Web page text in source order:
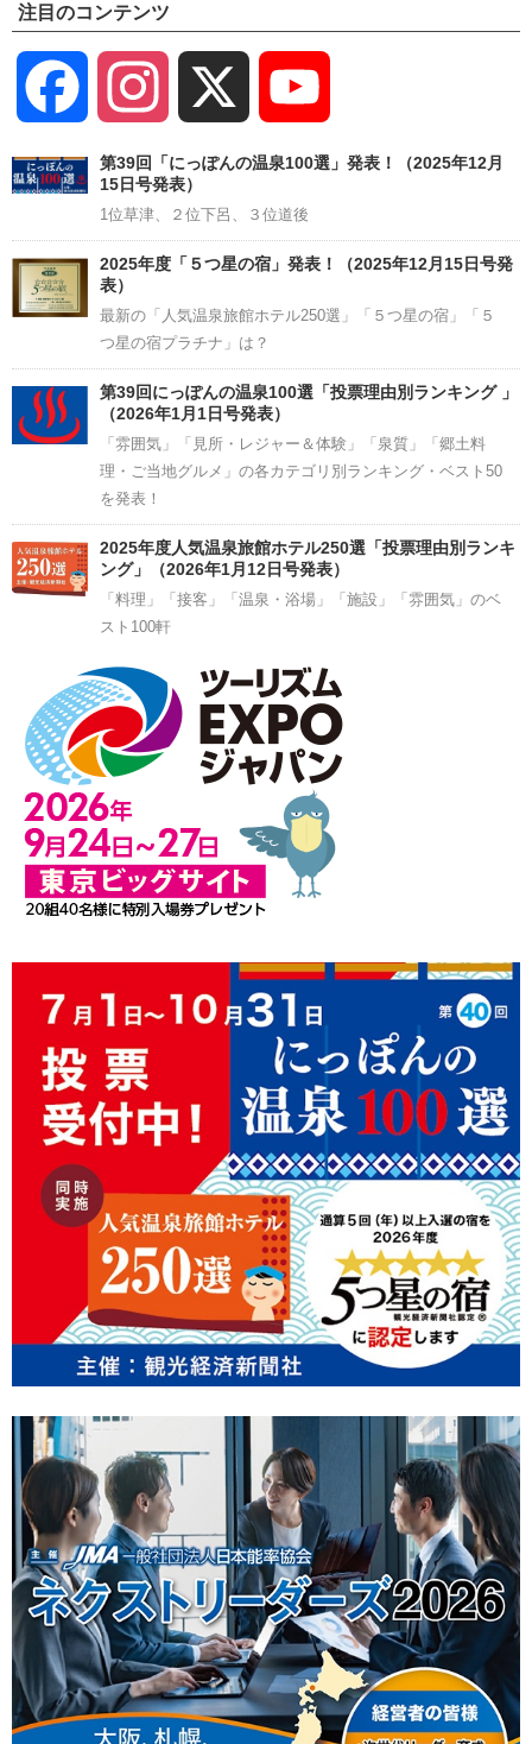
注目のコンテンツ
Facebook Instagram
Channel
第39回「にっぽんの温泉100選」発表！（2025年12月
15日号発表）
1位草津、２位下呂、３位道後
2025年度「５つ星の宿」発表！（2025年12月15日号発
表）
最新の「人気温泉旅館ホテル250選」「５つ星の宿」「５
つ星の宿プラチナ」は？
第39回にっぽんの温泉100選「投票理由別ランキング 」
（2026年1月1日号発表）
「雰囲気」「見所・レジャー＆体験」「泉質」「郷土料
理・ご当地グルメ」の各カテゴリ別ランキング・ベスト50
を発表！
2025年度人気温泉旅館ホテル250選「投票理由別ランキ
ング」（2026年1月12日号発表）
「料理」「接客」「温泉・浴場」「施設」「雰囲気」のベ
スト100軒